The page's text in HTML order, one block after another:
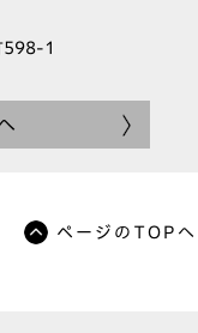
598-1
ページのTOPへ